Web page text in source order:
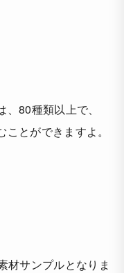
80種類以上で、
とができますよ。
材サンプルとなりま